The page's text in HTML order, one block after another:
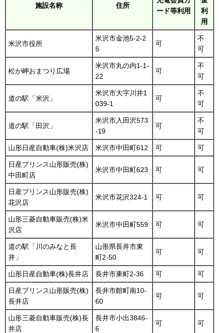
施設名称 住所
ード等利用
利
用
米沢市役所
米沢市金池5-2-2
5
可
不
可
松が岬おまつり広場
米沢市丸の内1-1-
22
可
不
可
道の駅「米沢」
米沢市大字川井1
039-1
可
不
可
道の駅「田沢」
米沢市入田沢573
-19
可
不
可
山形日産自動車(株)米沢店 米沢市中田町612 可 可
日産プリンス山形販売(株)
中田町店
米沢市中田町623 可 可
日産プリンス山形販売(株)
花沢店
米沢市花沢324-1 可 可
山形三菱自動車販売(株)米
沢店
米沢市中田町559 可 可
道の駅「川のみなと長
井」
山形県長井市東
町2-50
可 可
山形日産自動車(株)長井店 長井市東町2-36 可 可
日産プリンス山形販売(株)
長井店
長井市館町南10-
60
可 可
山形三菱自動車販売(株)長
井店
長井市小出3846-
6
可 可